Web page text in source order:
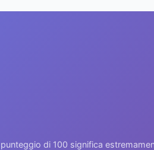
di 100 significa